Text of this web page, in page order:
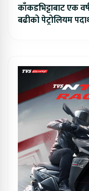
काँकडभिट्टाबाट एक
बढीको पेट्रोलियम